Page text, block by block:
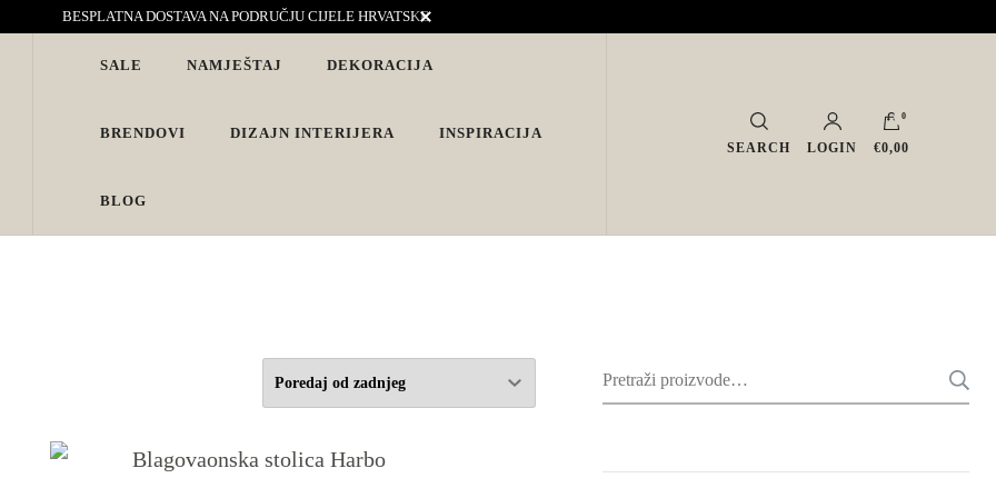
BESPLATNA DOSTAVA NA PODRUČJU CIJELE HRVATSKE
Interijeri s karakterom
SALE NAMJEŠTAJ DEKORACIJA
BRENDOVI DIZAJN INTERIJERA INSPIRACIJA
BLOG
SEARCH LOGIN
0
€0,00
Pretraži: